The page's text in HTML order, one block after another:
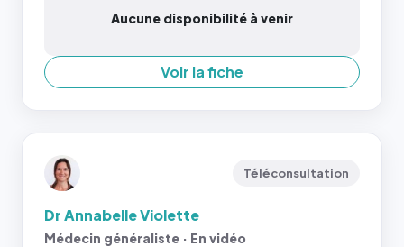
Aucune disponibilité à venir
Voir la fiche
Téléconsultation
Dr Annabelle Violette
Médecin généraliste · En vidéo